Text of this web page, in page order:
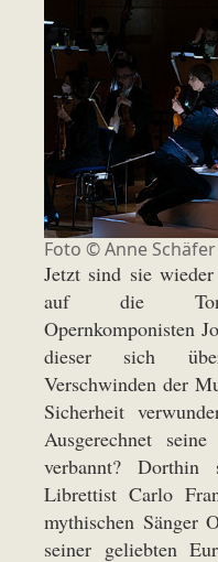
Foto © Anne Schäfer
Jetzt sind sie
auf die
Opernkomponisten
dieser sich
Verschwinden der
Sicherheit
Ausgerechnet
verbannt?
Librettist Carlo
mythischen Sänger
seiner geliebten